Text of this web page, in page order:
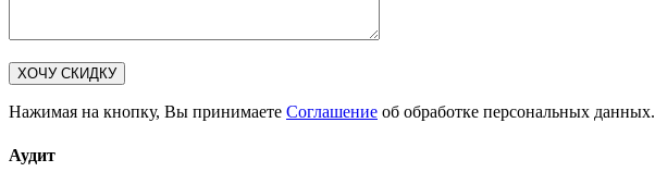
Нажимая на кнопку, Вы принимаете Соглашение об обработке персональных данных.
Аудит